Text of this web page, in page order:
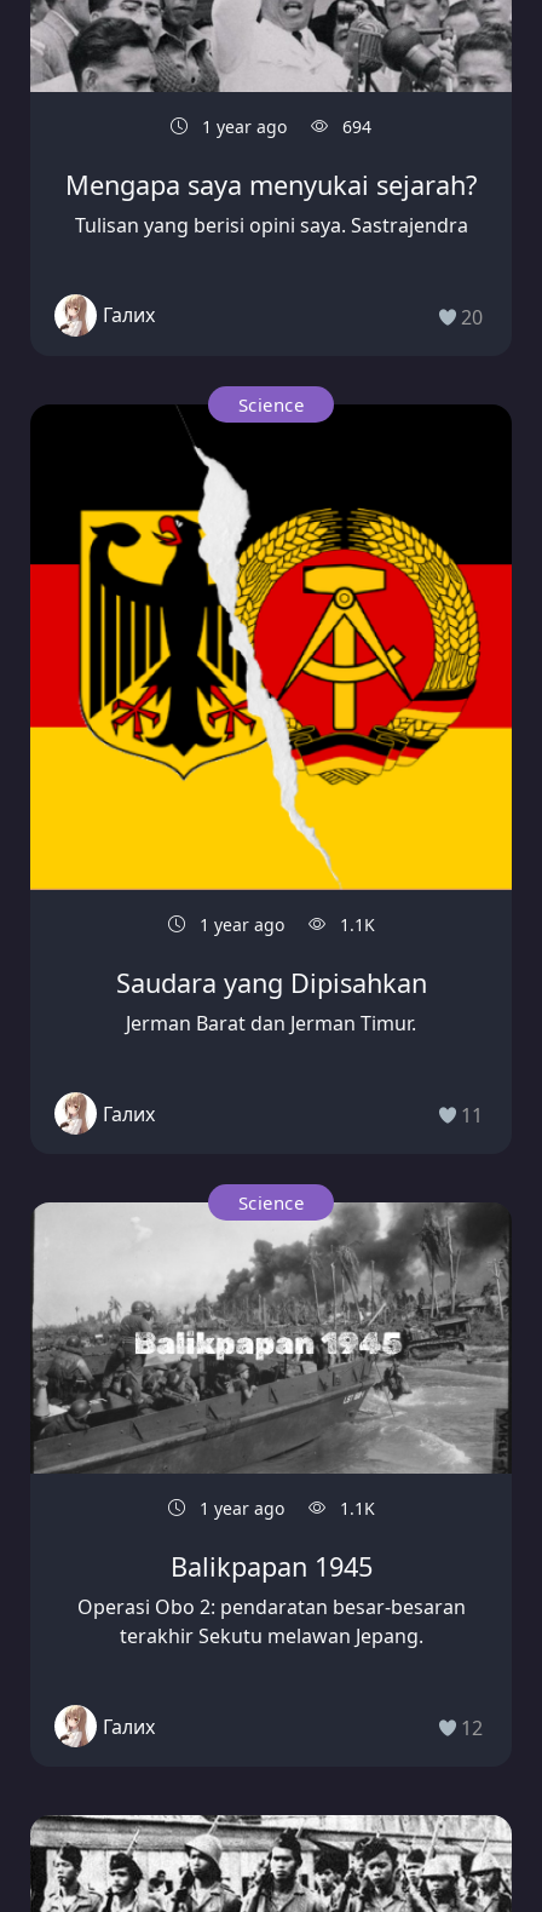
1 year ago 694
Mengapa saya menyukai sejarah?
Tulisan yang berisi opini saya. Sastrajendra
Галих 20
Science
1 year ago 1.1K
Saudara yang Dipisahkan
Jerman Barat dan Jerman Timur.
Галих 11
Science
1 year ago 1.1K
Balikpapan 1945
Operasi Obo 2: pendaratan besar-besaran
terakhir Sekutu melawan Jepang.
Галих 12